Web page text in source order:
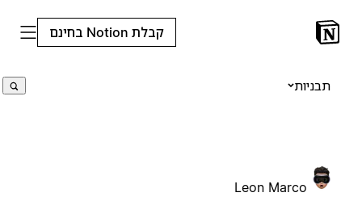
קבלת Notion בחינם
תבניות
Leon Marco